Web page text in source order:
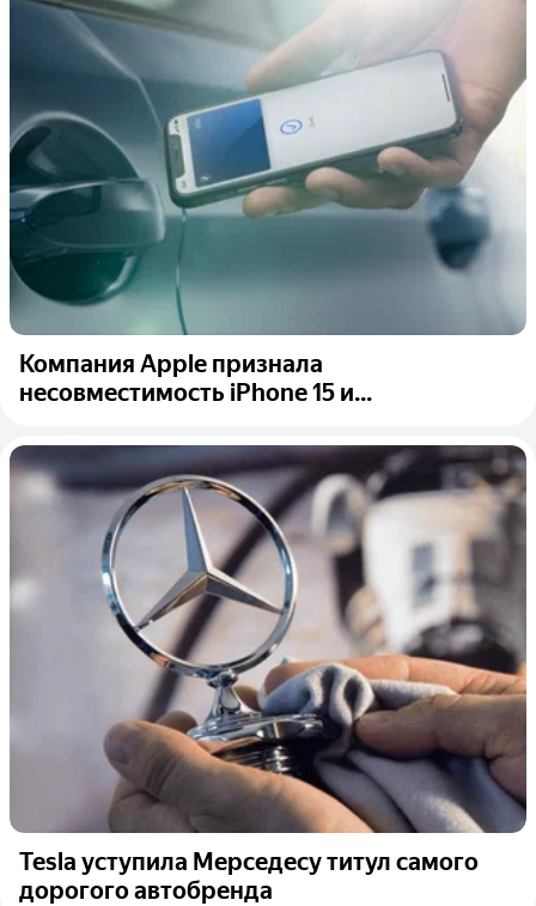
Компания Apple признала
несовместимость iPhone 15 и...
Tesla уступила Мерседесу титул самого
дорогого автобренда